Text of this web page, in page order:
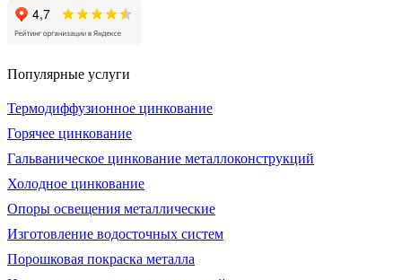
Популярные услуги
Термодиффузионное цинкование
Горячее цинкование
Гальваническое цинкование металлоконструкций
Холодное цинкование
Опоры освещения металлические
Изготовление водосточных систем
Порошковая покраска металла